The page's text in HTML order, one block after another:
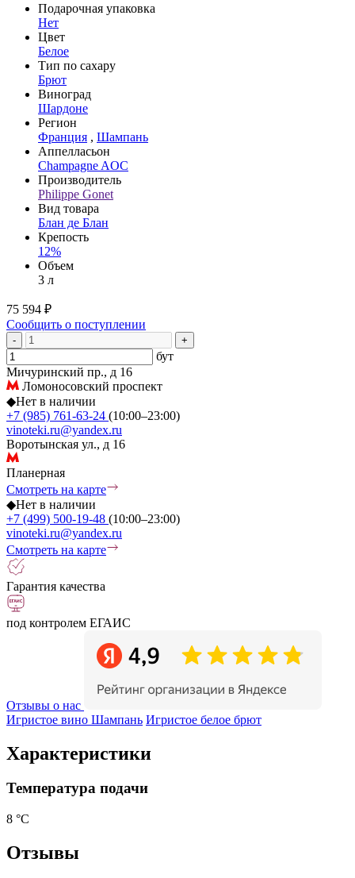
Подарочная упаковка
Нет
Цвет
Белое
Тип по сахару
Брют
Виноград
Шардоне
Регион
Франция , Шампань
Аппелласьон
Champagne AOC
Производитель
Philippe Gonet
Вид товара
Блан де Блан
Крепость
12%
Объем
3 л
75 594 ₽
Сообщить о поступлении
- +
бут
Мичуринский пр., д 16
Ломоносовский проспект
◆Нет в наличии
+7 (985) 761-63-24 (10:00–23:00)
vinoteki.ru@yandex.ru
Воротынская ул., д 16
Планерная
Смотреть на карте
◆Нет в наличии
+7 (499) 500-19-48 (10:00–23:00)
vinoteki.ru@yandex.ru
Смотреть на карте
Гарантия качества
под контролем ЕГАИС
Отзывы о нас
Игристое вино Шампань Игристое белое брют
Характеристики
Температура подачи
8 °С
Отзывы